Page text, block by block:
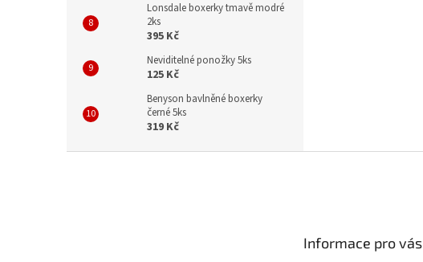
Lonsdale boxerky tmavě modré
2ks
395 Kč
Neviditelné ponožky 5ks
125 Kč
Benyson bavlněné boxerky
černé 5ks
319 Kč
Informace pro vás